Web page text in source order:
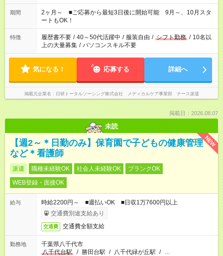
「家族とお休みを合わせたい」 「できれば残業はしたくない」
など、あなたのご希望に沿ったお仕事をご紹介します！ ※Wワ
ーク希望の方へ 今ご覧のお仕事で希望する勤務時間と、もう1つ
のお仕事の勤務時間。 合計で週40時間を超える場合は応募でき
ません
期間
2ヶ月～ ■ご応募から最短3日後に開始可能 9月～、10月スタ
ートもOK！
特徴 履歴書不要 / 40～50代活躍中 / 服装自由 / シフト勤務 / 10名以
上の大量募集 / パソコンスキル不要
気になる！ 応募する 詳細へ
掲載元企業名 日研トータルソーシング株式会社 メディカルケア事業部 ナース派遣
掲載日：2026.08.07
未読
NEW
【週2～＊日勤のみ】保育園で子どもの健康管理
など＊看護師
派遣 職種未経験OK 社会人未経験OK
ブランクOK
WEB登録・面接OK
給与
時給2200円～ ■週払いOK ■日収1万7600円以上
交通費別途支給あり
交通費 交通費全額支給
勤務地
千葉県八千代市
八千代台駅
/ 勝田台駅 / 八千代緑が丘駅 / …